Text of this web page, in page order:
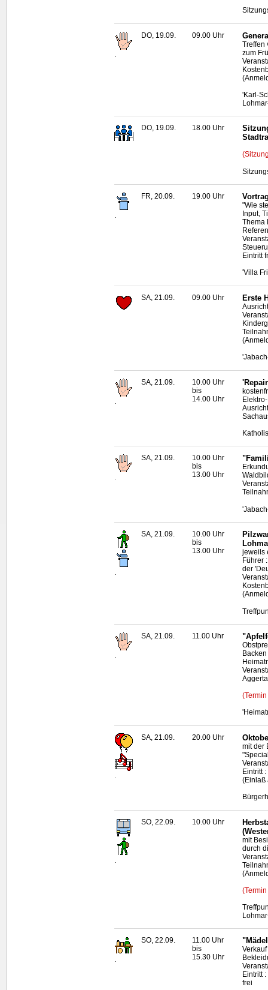
DO, 19.09. 09.00 Uhr
Treffen
zum
'Karl-
DO, 19.09. 18.00 Uhr
.
FR, 20.09. 19.00 Uhr
"Wie
Input,
Thema
Eintritt
'Villa
SA, 21.09. 09.00 Uhr Erste
SA, 21.09.
10.00 Uhr
bis
14.00 Uhr
.
SA, 21.09.
10.00 Uhr
bis
13.00 Uhr
.
SA, 21.09.
10.00 Uhr
bis
13.00 Uhr
jeweils
Führer
der
.
SA, 21.09. 11.00 Uhr
SA, 21.09. 20.00 Uhr
mit der
Eintritt
(Einlaß
SO, 22.09. 10.00 Uhr
mit
durch
.
SO, 22.09.
11.00 Uhr
bis
15.30 Uhr
Eintritt
frei